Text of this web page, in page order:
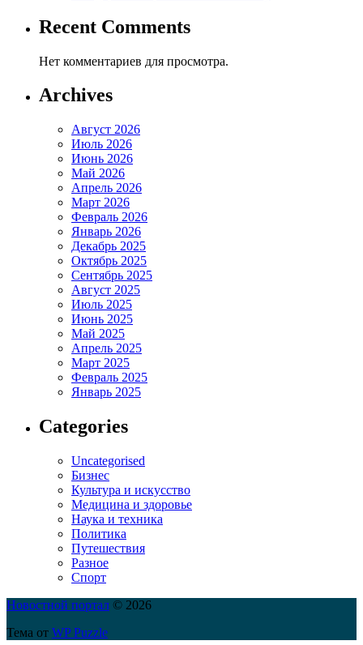
Recent Comments
Нет комментариев для просмотра.
Archives
Август 2026
Июль 2026
Июнь 2026
Май 2026
Апрель 2026
Март 2026
Февраль 2026
Январь 2026
Декабрь 2025
Октябрь 2025
Сентябрь 2025
Август 2025
Июль 2025
Июнь 2025
Май 2025
Апрель 2025
Март 2025
Февраль 2025
Январь 2025
Categories
Uncategorised
Бизнес
Культура и искусство
Медицина и здоровье
Наука и техника
Политика
Путешествия
Разное
Спорт
Новостной портал © 2026
Тема от WP Puzzle